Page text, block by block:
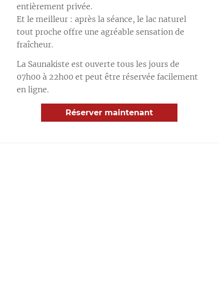
entièrement privée.
Et le meilleur : après la séance, le lac naturel
tout proche offre une agréable sensation de
fraîcheur.
La Saunakiste est ouverte tous les jours de
07h00 à 22h00 et peut être réservée facilement
en ligne.
Réserver maintenant